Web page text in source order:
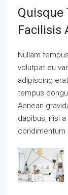
Quisque
Facilisis
Nullam
volutpat eu
adipiscing
tempus
Aenean
dapibus, nisi
condimentum